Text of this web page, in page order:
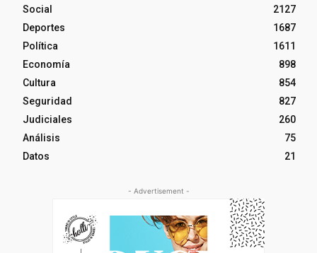
Social
2127
Deportes
1687
Política
1611
Economía
898
Cultura
854
Seguridad
827
Judiciales
260
Análisis
75
Datos
21
- Advertisement -